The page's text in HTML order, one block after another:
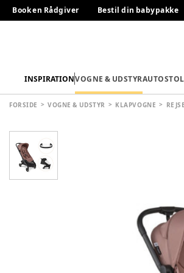
Book en Rådgiver Bestil din babypakke
INSPIRATIONVOGNE & UDSTYR
FORSIDE VOGNE & UDSTYR KLAPVOGNE